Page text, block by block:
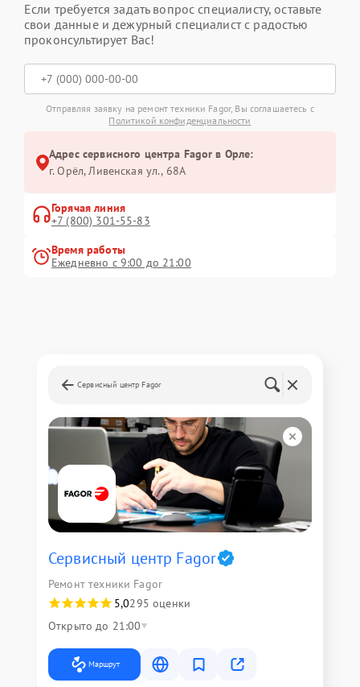
Если требуется задать вопрос специалисту, оставьте
свои данные и дежурный специалист с радостью
проконсультирует Вас!
Отправляя заявку на ремонт техники Fagor, Вы соглашаетесь с
Политикой конфиденциальности
Адрес сервисного центра Fagor в Орле:
г. Орёл, Ливенская ул., 68А
Горячая линия
+7 (800) 301-55-83
Время работы
Ежедневно с 9:00 до 21:00
Сервисный центр Fagor
Сервисный центр Fagor
Ремонт техники Fagor
5,0295 оценки
Открыто до 21:00
Маршрут